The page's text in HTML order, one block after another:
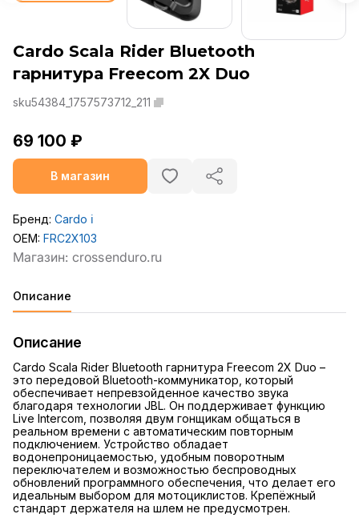
Cardo Scala Rider Bluetooth
гарнитура Freecom 2X Duo
sku54384_1757573712_211
69 100 ₽
В магазин
Бренд: Cardo ℹ️
OEM: FRC2X103
Описание
Описание
Cardo Scala Rider Bluetooth гарнитура Freecom 2X Duo –
это передовой Bluetooth-коммуникатор, который
обеспечивает непревзойденное качество звука
благодаря технологии JBL. Он поддерживает функцию
Live Intercom, позволяя двум гонщикам общаться в
реальном времени с автоматическим повторным
подключением. Устройство обладает
водонепроницаемостью, удобным поворотным
переключателем и возможностью беспроводных
обновлений программного обеспечения, что делает его
идеальным выбором для мотоциклистов. Крепёжный
стандарт держателя на шлем не предусмотрен.